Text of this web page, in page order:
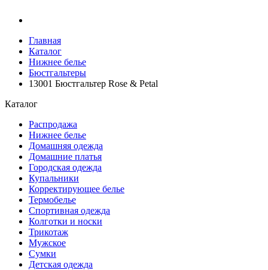
Главная
Каталог
Нижнее белье
Бюстгальтеры
13001 Бюстгальтер Rose & Petal
Каталог
Распродажа
Нижнее белье
Домашняя одежда
Домашние платья
Городская одежда
Купальники
Корректирующее белье
Термобелье
Спортивная одежда
Колготки и носки
Трикотаж
Мужское
Сумки
Детская одежда